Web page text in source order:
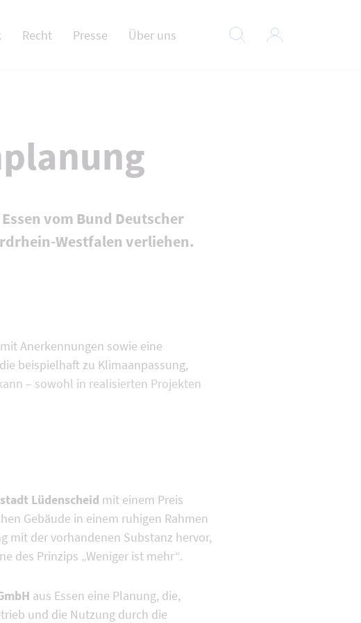
Recht Presse Über uns
vom Bund Deutscher
Westfalen verliehen.
Anerkennungen sowie eine
beispielhaft zu Klimaanpassung,
– sowohl in realisierten Projekten
Lüdenscheid mit einem Preis
Gebäude in einem ruhigen Rahmen
mit der vorhandenen Substanz hervor,
des Prinzips „Weniger ist mehr“.
aus Essen eine Planung, die,
und die Nutzung durch die